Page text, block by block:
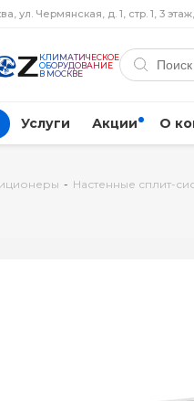
ул. Чермянская, д. 1, стр. 1, 3
КЛИМАТИЧЕСКОЕ
ОБОРУДОВАНИЕ
В МОСКВЕ
Услуги Акции О
- Настенные сплит-